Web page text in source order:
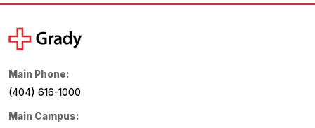
Main Phone:
(404) 616-1000
Main Campus: